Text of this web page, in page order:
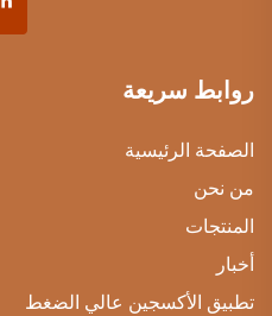
روابط سريعة
الصفحة الرئيسية
من نحن
المنتجات
أخبار
تطبيق الأكسجين عالي الضغط